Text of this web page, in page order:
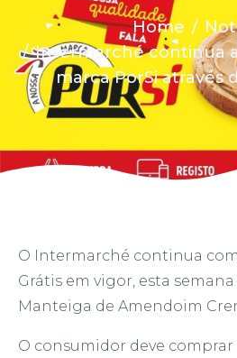
Home
Intermarché continua
marca PorSi através
O Intermarché continua
Grátis em vigor, esta
Manteiga de Amendoim
O consumidor deve